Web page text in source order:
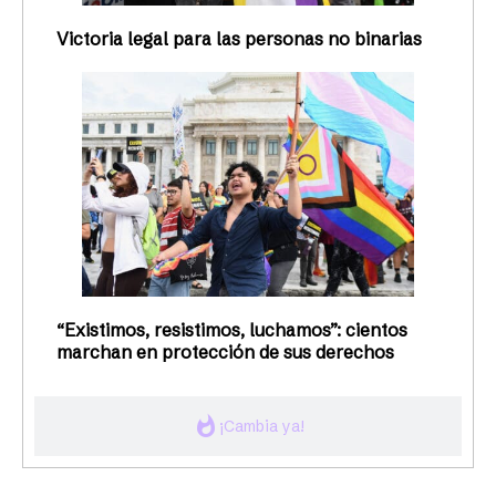
whatshot ¡Cambia ya!
Victoria legal para las personas no binarias
“Existimos, resistimos, luchamos”: cientos
marchan en protección de sus derechos